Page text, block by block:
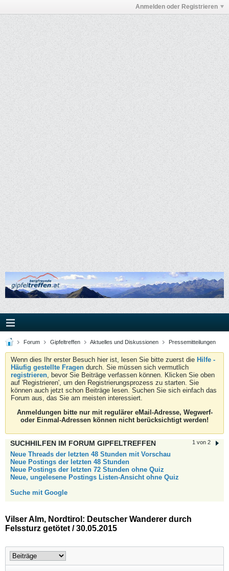
Anmelden oder Registrieren
Forum Gipfeltreffen Aktuelles und Diskussionen Pressemitteilungen
Wenn dies Ihr erster Besuch hier ist, lesen Sie bitte zuerst die Hilfe -
Häufig gestellte Fragen durch. Sie müssen sich vermutlich
registrieren, bevor Sie Beiträge verfassen können. Klicken Sie oben
auf 'Registrieren', um den Registrierungsprozess zu starten. Sie
können auch jetzt schon Beiträge lesen. Suchen Sie sich einfach das
Forum aus, das Sie am meisten interessiert.
Anmeldungen bitte nur mit regulärer eMail-Adresse, Wegwerf-
oder Einmal-Adressen können nicht berücksichtigt werden!
1 von 2
SUCHHILFEN IM FORUM GIPFELTREFFEN
Neue Threads der letzten 48 Stunden mit Vorschau
Neue Postings der letzten 48 Stunden
Neue Postings der letzten 72 Stunden ohne Quiz
Neue, ungelesene Postings Listen-Ansicht ohne Quiz
Suche mit Google
Vilser Alm, Nordtirol: Deutscher Wanderer durch
Felssturz getötet / 30.05.2015